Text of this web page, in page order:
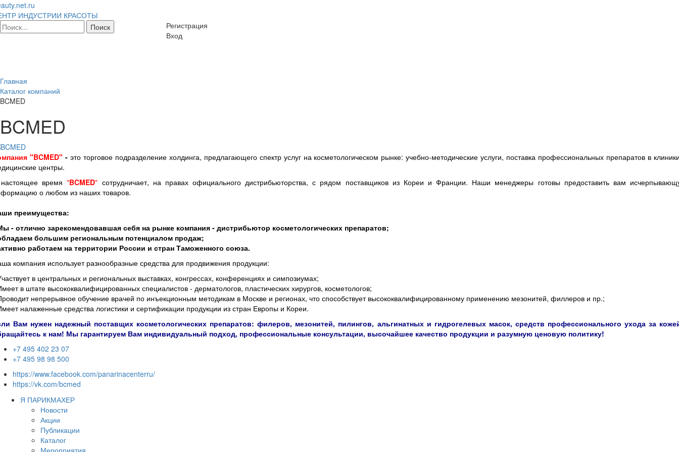
ИНДУСТРИИ КРАСОТЫ
Регистрация
Вход
Главная
Каталог компаний
BCMED
BCMED
"BCMED" -это торговое подразделение холдинга, предлагающего спектр услуг на косметологическом рынке: учебно-методические услуги, поставка профессиональных препаратов в
центры.
время"BCMED" сотрудничает, на правах официального дистрибьюторства, с рядом поставщиков из Кореи и Франции. Наши менеджеры готовы предоставить вам
о любом из наших товаров.
преимущества:
- отлично зарекомендовавшая себя на рынке компания - дистрибьютор косметологических препаратов;
большим региональным потенциалом продаж;
работаем на территории России и стран Таможенного союза.
компания использует разнообразные средства для продвижения продукции:
в центральных и региональных выставках, конгрессах, конференциях и симпозиумах;
в штате высококвалифицированных специалистов - дерматологов, пластических хирургов, косметологов;
непрерывное обучение врачей по инъекционным методикам в Москве и регионах, что способствует высококвалифицированному применению мезонитей, филлеров и пр.;
налаженные средства логистики и сертификации продукции из стран Европы и Кореи.
Вам нужен надежный поставщих косметологических препаратов: филеров, мезонитей, пилингов, альгинатных и гидрогелевых масок, средств профессионального ухода за
к нам! Мы гарантируем Вам индивидуальный подход, профессиональные консультации, высочайшее качество продукции и разумную ценовую политику!
+7 495 402 23 07
+7 495 98 98 500
https://www.facebook.com/panarinacenterru/
https://vk.com/bcmed
Я ПАРИКМАХЕР
Новости
Акции
Публикации
Каталог